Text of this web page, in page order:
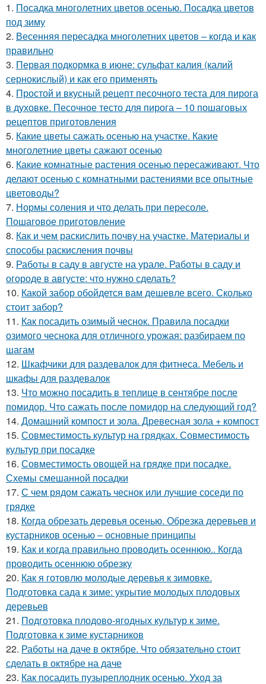
1. Посадка многолетних цветов осенью. Посадка цветов
под зиму
2. Весенняя пересадка многолетних цветов – когда и как
правильно
3. Первая подкормка в июне: сульфат калия (калий
сернокислый) и как его применять
4. Простой и вкусный рецепт песочного теста для пирога
в духовке. Песочное тесто для пирога – 10 пошаговых
рецептов приготовления
5. Какие цветы сажать осенью на участке. Какие
многолетние цветы сажают осенью
6. Какие комнатные растения осенью пересаживают. Что
делают осенью с комнатными растениями все опытные
цветоводы?
7. Нормы соления и что делать при пересоле.
Пошаговое приготовление
8. Как и чем раскислить почву на участке. Материалы и
способы раскисления почвы
9. Работы в саду в августе на урале. Работы в саду и
огороде в августе: что нужно сделать?
10. Какой забор обойдется вам дешевле всего. Сколько
стоит забор?
11. Как посадить озимый чеснок. Правила посадки
озимого чеснока для отличного урожая: разбираем по
шагам
12. Шкафчики для раздевалок для фитнеса. Мебель и
шкафы для раздевалок
13. Что можно посадить в теплице в сентябре после
помидор. Что сажать после помидор на следующий год?
14. Домашний компост и зола. Древесная зола + компост
15. Совместимость культур на грядках. Совместимость
культур при посадке
16. Совместимость овощей на грядке при посадке.
Схемы смешанной посадки
17. С чем рядом сажать чеснок или лучшие соседи по
грядке
18. Когда обрезать деревья осенью. Обрезка деревьев и
кустарников осенью – основные принципы
19. Как и когда правильно проводить осеннюю.. Когда
проводить осеннюю обрезку
20. Как я готовлю молодые деревья к зимовке.
Подготовка сада к зиме: укрытие молодых плодовых
деревьев
21. Подготовка плодово-ягодных культур к зиме.
Подготовка к зиме кустарников
22. Работы на даче в октябре. Что обязательно стоит
сделать в октябре на даче
23. Как посадить пузыреплодник осенью. Уход за